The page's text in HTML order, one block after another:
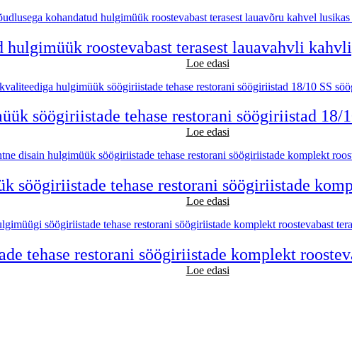
hulgimüük roostevabast terasest lauavahvli
Loe edasi
söögiriistade tehase restorani söögiriistad
Loe edasi
söögiriistade tehase restorani söögiriistade
Loe edasi
tehase restorani söögiriistade komplekt
Loe edasi